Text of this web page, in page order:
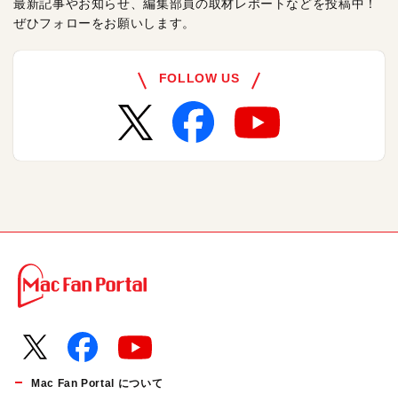
最新記事やお知らせ、編集部員の取材レポートなどを投稿中！
ぜひフォローをお願いします。
FOLLOW US
Mac Fan Portal について